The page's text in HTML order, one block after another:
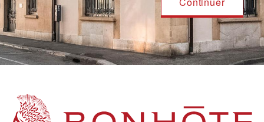
Navigation principale